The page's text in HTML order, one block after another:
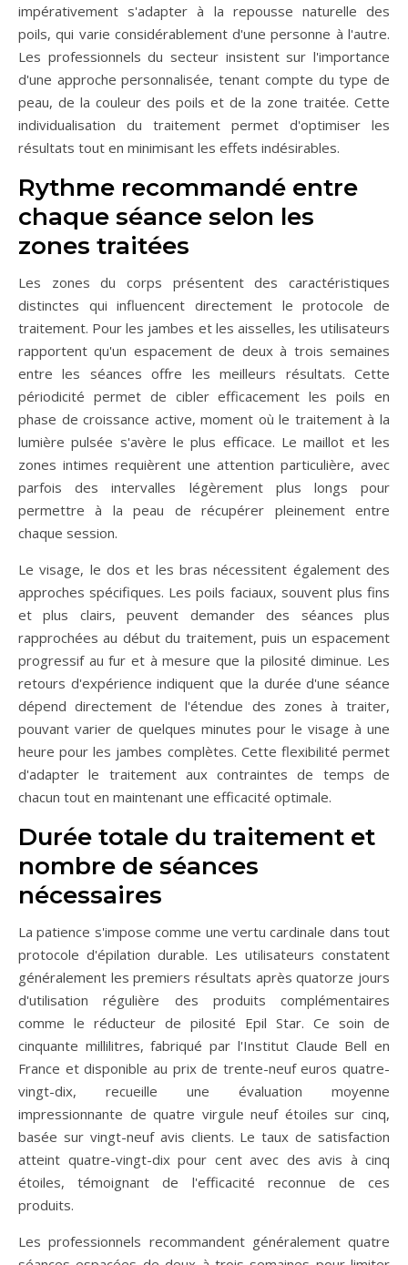
impérativement s'adapter à la repousse naturelle des
poils, qui varie considérablement d'une personne à l'autre.
Les professionnels du secteur insistent sur l'importance
d'une approche personnalisée, tenant compte du type de
peau, de la couleur des poils et de la zone traitée. Cette
individualisation du traitement permet d'optimiser les
résultats tout en minimisant les effets indésirables.
Rythme recommandé entre
chaque séance selon les
zones traitées
Les zones du corps présentent des caractéristiques
distinctes qui influencent directement le protocole de
traitement. Pour les jambes et les aisselles, les utilisateurs
rapportent qu'un espacement de deux à trois semaines
entre les séances offre les meilleurs résultats. Cette
périodicité permet de cibler efficacement les poils en
phase de croissance active, moment où le traitement à la
lumière pulsée s'avère le plus efficace. Le maillot et les
zones intimes requièrent une attention particulière, avec
parfois des intervalles légèrement plus longs pour
permettre à la peau de récupérer pleinement entre
chaque session.
Le visage, le dos et les bras nécessitent également des
approches spécifiques. Les poils faciaux, souvent plus fins
et plus clairs, peuvent demander des séances plus
rapprochées au début du traitement, puis un espacement
progressif au fur et à mesure que la pilosité diminue. Les
retours d'expérience indiquent que la durée d'une séance
dépend directement de l'étendue des zones à traiter,
pouvant varier de quelques minutes pour le visage à une
heure pour les jambes complètes. Cette flexibilité permet
d'adapter le traitement aux contraintes de temps de
chacun tout en maintenant une efficacité optimale.
Durée totale du traitement et
nombre de séances
nécessaires
La patience s'impose comme une vertu cardinale dans tout
protocole d'épilation durable. Les utilisateurs constatent
généralement les premiers résultats après quatorze jours
d'utilisation régulière des produits complémentaires
comme le réducteur de pilosité Epil Star. Ce soin de
cinquante millilitres, fabriqué par l'Institut Claude Bell en
France et disponible au prix de trente-neuf euros quatre-
vingt-dix, recueille une évaluation moyenne
impressionnante de quatre virgule neuf étoiles sur cinq,
basée sur vingt-neuf avis clients. Le taux de satisfaction
atteint quatre-vingt-dix pour cent avec des avis à cinq
étoiles, témoignant de l'efficacité reconnue de ces
produits.
Les professionnels recommandent généralement quatre